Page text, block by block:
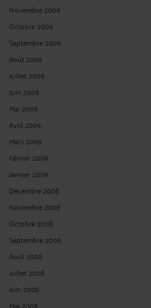
Novembre 2009
Octobre 2009
Septembre 2009
Août 2009
Juillet 2009
Juin 2009
Mai 2009
Avril 2009
Mars 2009
Février 2009
Janvier 2009
Décembre 2008
Novembre 2008
Octobre 2008
Septembre 2008
Août 2008
Juillet 2008
Juin 2008
Mai 2008